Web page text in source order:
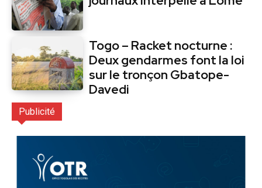
Togo – Racket nocturne :
Deux gendarmes font la loi
sur le tronçon Gbatope-
Davedi
Publicité